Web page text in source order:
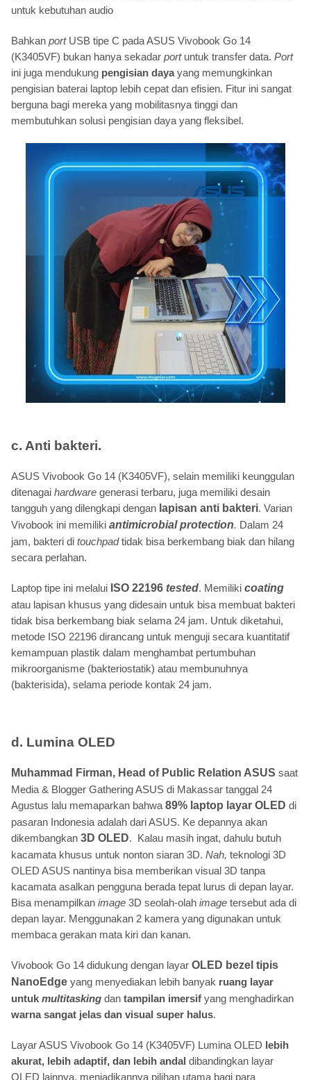
untuk kebutuhan audio
Bahkan portUSB tipe C pada ASUS Vivobook Go 14
(K3405VF) bukan hanya sekadar portuntuk transfer data. Port
ini juga mendukung pengisian dayayang memungkinkan
pengisian baterai laptop lebih cepat dan efisien. Fitur ini sangat
berguna bagi mereka yang mobilitasnya tinggi dan
membutuhkan solusi pengisian daya yang fleksibel.
c. Anti bakteri.
ASUS Vivobook Go 14 (K3405VF), selain memiliki keunggulan
ditenagai hardware generasi terbaru, juga memiliki desain
tangguh yang dilengkapi dengan lapisan anti bakteri. Varian
Vivobook ini memiliki antimicrobial protection. Dalam 24
jam, bakteri di touchpadtidak bisa berkembang biak dan hilang
secara perlahan.
Laptop tipe ini melalui ISO 22196 tested. Memiliki coating
atau lapisan khusus yang didesain untuk bisa membuat bakteri
tidak bisa berkembang biak selama 24 jam. Untuk diketahui,
metode ISO 22196 dirancang untuk menguji secara kuantitatif
kemampuan plastik dalam menghambat pertumbuhan
mikroorganisme (bakteriostatik) atau membunuhnya
(bakterisida), selama periode kontak 24 jam.
d. Lumina OLED
Muhammad Firman, Head of Public Relation ASUS saat
Media & Blogger Gathering ASUS di Makassar tanggal 24
Agustus lalu memaparkan bahwa 89% laptop layar OLED di
pasaran Indonesia adalah dari ASUS. Ke depannya akan
dikembangkan 3D OLED. Kalau masih ingat, dahulu butuh
kacamata khusus untuk nonton siaran 3D. Nah, teknologi 3D
OLED ASUS nantinya bisa memberikan visual 3D tanpa
kacamata asalkan pengguna berada tepat lurus di depan layar.
Bisa menampilkan image 3D seolah-olah image tersebut ada di
depan layar. Menggunakan 2 kamera yang digunakan untuk
membaca gerakan mata kiri dan kanan.
Vivobook Go 14 didukung dengan layar OLED bezel tipis
NanoEdge yang menyediakan lebih banyak ruang layar
untuk multitasking dan tampilan imersif yang menghadirkan
warna sangat jelas dan visual super halus.
Layar ASUS Vivobook Go 14 (K3405VF) Lumina OLED lebih
akurat, lebih adaptif, dan lebih andal dibandingkan layar
OLED lainnya, menjadikannya pilihan utama bagi para